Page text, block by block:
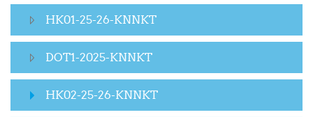
HK01-25-26-KNNKT
DOT1-2025-KNNKT
HK02-25-26-KNNKT